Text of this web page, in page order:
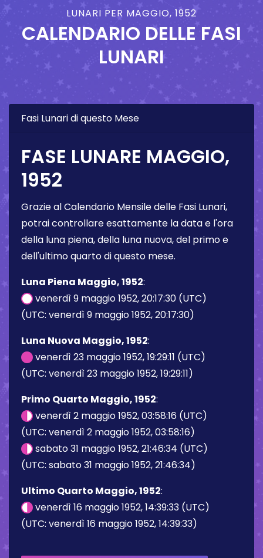
LUNARI PER MAGGIO, 1952
CALENDARIO DELLE FASI
LUNARI
Fasi Lunari di questo Mese
FASE LUNARE MAGGIO,
1952
Grazie al Calendario Mensile delle Fasi Lunari,
potrai controllare esattamente la data e l'ora
della luna piena, della luna nuova, del primo e
dell'ultimo quarto di questo mese.
Luna Piena Maggio, 1952:
venerdì 9 maggio 1952, 20:17:30 (UTC)
(UTC: venerdì 9 maggio 1952, 20:17:30)
Luna Nuova Maggio, 1952:
venerdì 23 maggio 1952, 19:29:11 (UTC)
(UTC: venerdì 23 maggio 1952, 19:29:11)
Primo Quarto Maggio, 1952:
venerdì 2 maggio 1952, 03:58:16 (UTC)
(UTC: venerdì 2 maggio 1952, 03:58:16)
sabato 31 maggio 1952, 21:46:34 (UTC)
(UTC: sabato 31 maggio 1952, 21:46:34)
Ultimo Quarto Maggio, 1952:
venerdì 16 maggio 1952, 14:39:33 (UTC)
(UTC: venerdì 16 maggio 1952, 14:39:33)